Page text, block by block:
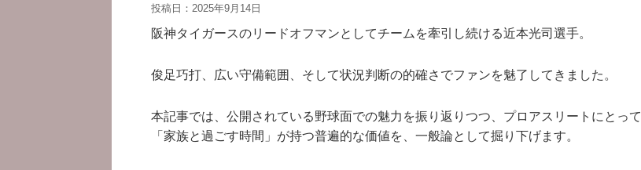
投稿日： 2025年9月14日
阪神タイガースのリードオフマンとしてチームを牽引し続ける近本光司選手。
俊足巧打、広い守備範囲、そして状況判断の的確さでファンを魅了してきました。
本記事では、公開されている野球面での魅力を振り返りつつ、プロアスリートにとって
「家族と過ごす時間」が持つ普遍的な価値を、一般論として掘り下げます。